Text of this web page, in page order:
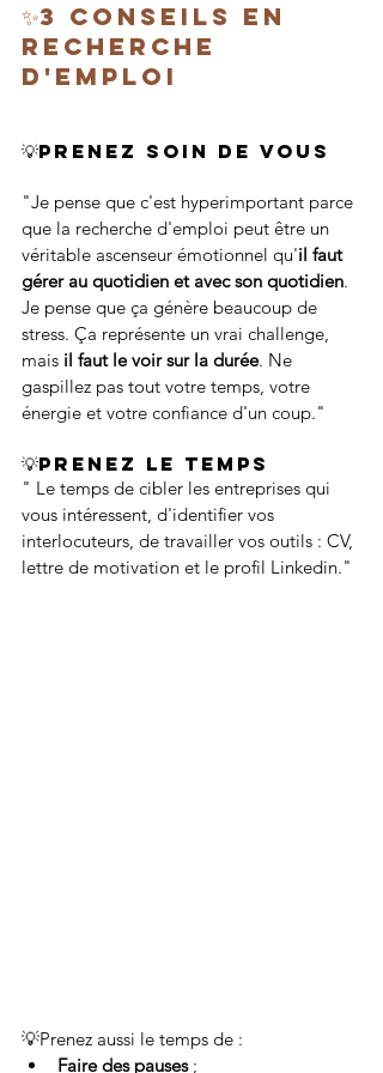
✨3 conseils en
recherche
d'emploi
💡Prenez soin de vous
"Je pense que c'est hyperimportant parce
que la recherche d'emploi peut être un
véritable ascenseur émotionnel qu'il faut
gérer au quotidien et avec son quotidien.
Je pense que ça génère beaucoup de
stress. Ça représente un vrai challenge,
mais il faut le voir sur la durée. Ne
gaspillez pas tout votre temps, votre
énergie et votre confiance d'un coup."
💡Prenez le temps
" Le temps de cibler les entreprises qui
vous intéressent, d'identifier vos
interlocuteurs, de travailler vos outils : CV,
lettre de motivation et le profil Linkedin."
💡Prenez aussi le temps de :
Faire des pauses ;